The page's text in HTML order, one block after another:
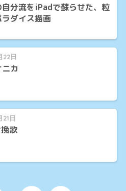
自分流をiPadで蘇らせた、粒
ダイス描画
22日
カ
日
歌